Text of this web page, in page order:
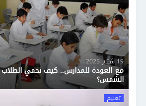
19 شتنبر 2025
مع العودة للمدارس.. كيف نحمي
الشمس؟
تعليم